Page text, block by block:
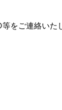
連絡いたし